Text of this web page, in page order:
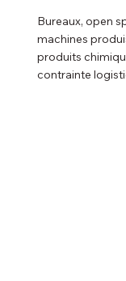
Bureaux, open
machines
produits
contrainte